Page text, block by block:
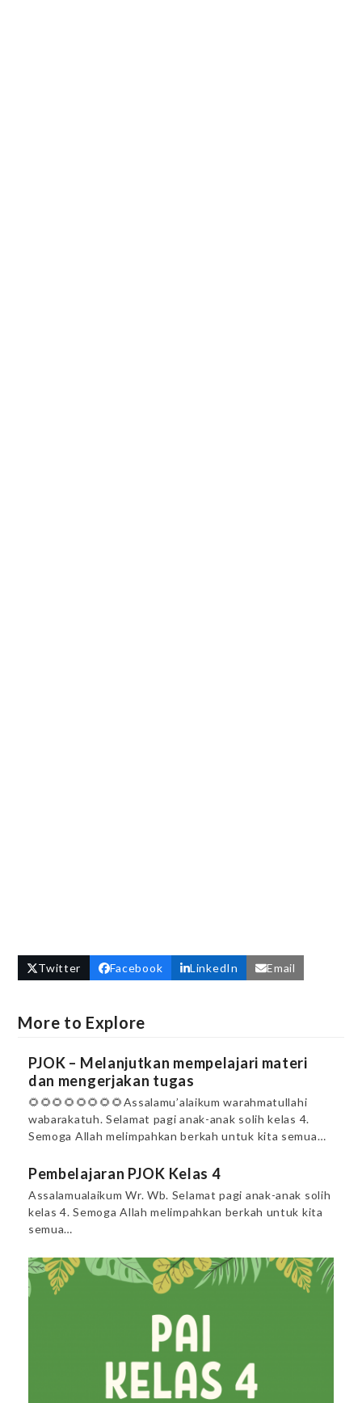
Twitter Facebook LinkedIn Email
More to Explore
PJOK – Melanjutkan mempelajari materi
dan mengerjakan tugas
🌻🌻🌻🌻🌻🌻🌻🌻Assalamu’alaikum warahmatullahi
wabarakatuh. Selamat pagi anak-anak solih kelas 4.
Semoga Allah melimpahkan berkah untuk kita semua…
Pembelajaran PJOK Kelas 4
Assalamualaikum Wr. Wb. Selamat pagi anak-anak solih
kelas 4. Semoga Allah melimpahkan berkah untuk kita
semua…